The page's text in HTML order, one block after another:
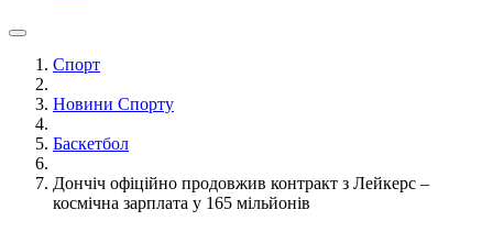
Спорт
Новини Спорту
Баскетбол
Дончіч офіційно продовжив контракт з Лейкерс –
космічна зарплата у 165 мільйонів